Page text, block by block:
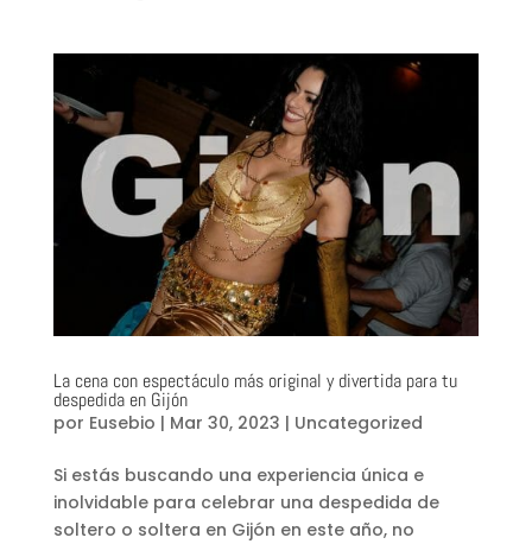
La cena con espectáculo más original y divertida para tu
despedida en Gijón
por Eusebio | Mar 30, 2023 | Uncategorized
Si estás buscando una experiencia única e
inolvidable para celebrar una despedida de
soltero o soltera en Gijón en este año, no